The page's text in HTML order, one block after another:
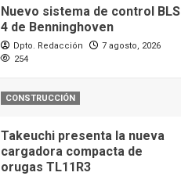
Nuevo sistema de control BLS
4 de Benninghoven
Dpto. Redacción
7 agosto, 2026
254
CONSTRUCCIÓN
Takeuchi presenta la nueva
cargadora compacta de
orugas TL11R3